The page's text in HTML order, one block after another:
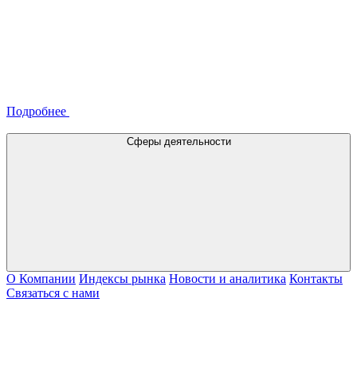
Подробнее
Сферы деятельности
О Компании Индексы рынка Новости и аналитика Контакты
Связаться с нами